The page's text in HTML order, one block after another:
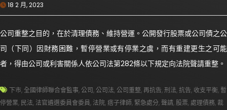
18 2 月, 2023
公司重整之目的，在於清理債務、維持營運。公開發行股票或公司債之公
司（下同）因財務困難，暫停營業或有停業之虞，而有重建更生之可能
者，得由公司或利害關係人依公司法第282條以下規定向法院聲請重整。
下市, 全國律師聯合會監事,公司,公司法,公司重整,再抗告,刑法,抗告, 收支平衡, 暫
停營業, 民法, 法官遴選委員會委員, 法院,痞子律師, 緊急處分, 聲請,股票, 處理債務, 裁